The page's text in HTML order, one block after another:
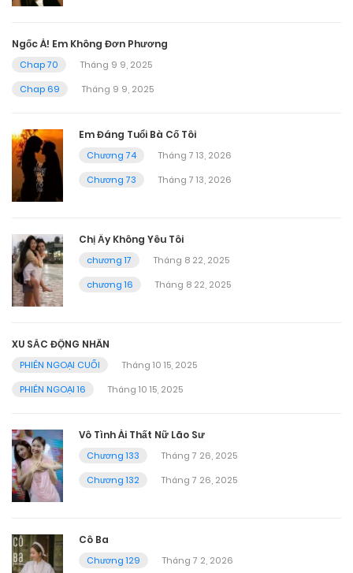
Ngốc À! Em Không Đơn Phương
Chap 70
Tháng 9 9, 2025
Chap 69
Tháng 9 9, 2025
Em Đáng Tuổi Bà Cố Tôi
Chương 74
Tháng 7 13, 2026
Chương 73
Tháng 7 13, 2026
Chị Ấy Không Yêu Tôi
chương 17
Tháng 8 22, 2025
chương 16
Tháng 8 22, 2025
XU SẮC ĐỘNG NHÂN
PHIÊN NGOẠI CUỐI
Tháng 10 15, 2025
PHIÊN NGOẠI 16
Tháng 10 15, 2025
Vô Tình Ái Thất Nữ Lão Sư
Chương 133
Tháng 7 26, 2025
Chương 132
Tháng 7 26, 2025
Cô Ba
Chương 129
Tháng 7 2, 2026